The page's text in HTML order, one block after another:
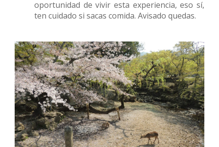
oportunidad de vivir esta experiencia, eso sí,
ten cuidado si sacas comida. Avisado quedas.